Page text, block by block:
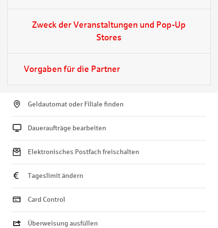
Zweck der Veranstaltungen und Pop-Up
Stores
Vorgaben für die Partner
Geldautomat oder Filiale finden
Daueraufträge bearbeiten
Elektronisches Postfach freischalten
Tageslimit ändern
Card Control
Überweisung ausfüllen